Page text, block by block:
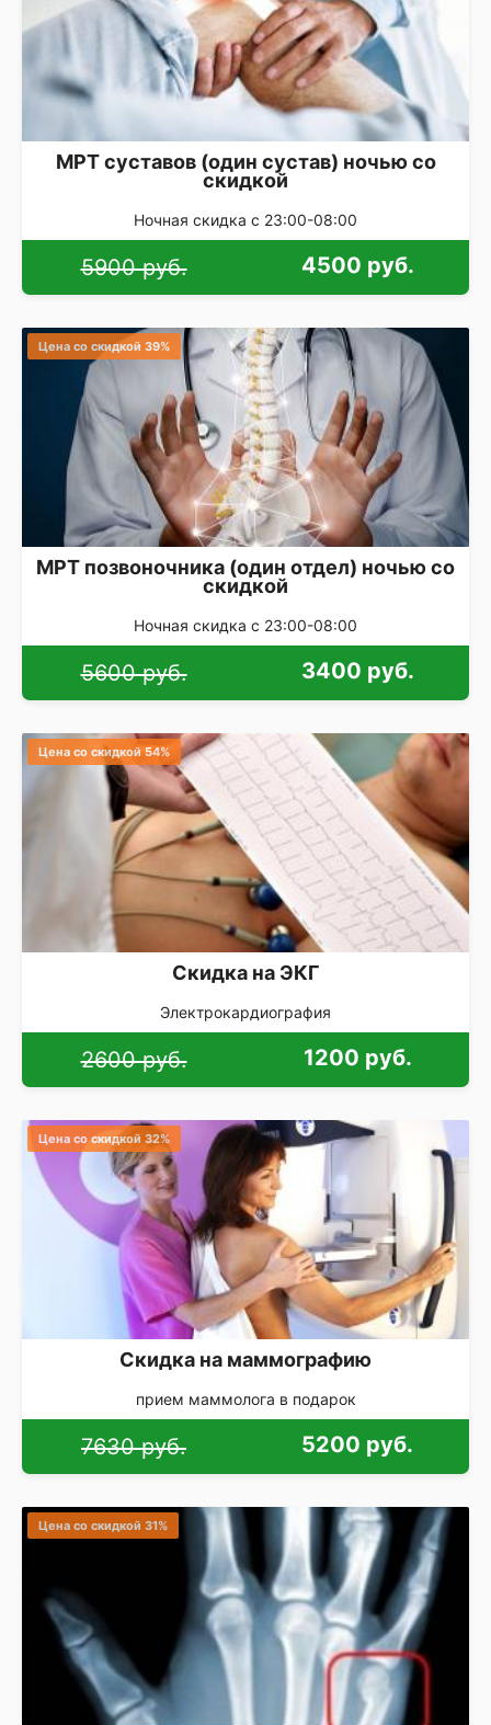
МРТ суставов (один сустав) ночью со
скидкой
Ночная скидка с 23:00-08:00
5900 руб. 4500 руб.
Цена со скидкой 39%
МРТ позвоночника (один отдел) ночью со
скидкой
Ночная скидка с 23:00-08:00
5600 руб. 3400 руб.
Цена со скидкой 54%
Скидка на ЭКГ
Электрокардиография
2600 руб. 1200 руб.
Цена со скидкой 32%
Скидка на маммографию
прием маммолога в подарок
7630 руб. 5200 руб.
Цена со скидкой 31%